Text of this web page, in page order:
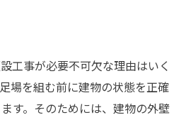
工事が必要不可欠な理由はいく
場を組む前に建物の状態を正確
す。そのためには、建物の外壁